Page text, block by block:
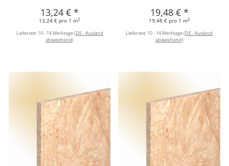
13,24 €*
13,24 € pro 1 m2
Lieferzeit: 10 - 14 Werktage(DE - Ausland
abweichend)
19,48 € *
19,48 € pro 1 m2
Lieferzeit: 10 - 14 Werktage(DE - Ausland
abweichend)